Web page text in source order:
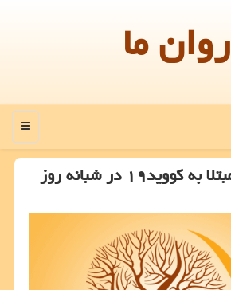
روان ما
منو
فوت ۴۰۶ بیمار مبتلا به كووید۱۹ در شبانه روز